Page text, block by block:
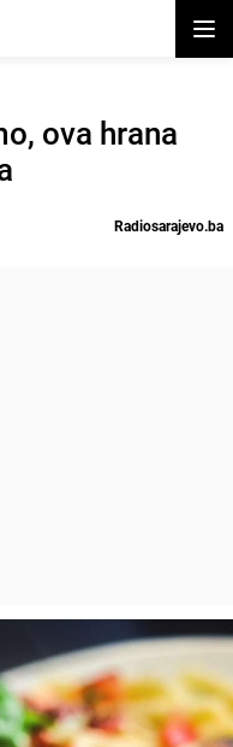
ova hrana
Radiosarajevo.ba